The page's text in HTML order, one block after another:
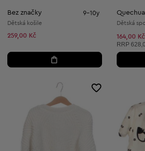
Bez značky 9-10y
Dětská košile
259,00 Kč
Quechua
Dětská
164,00 Kč
RRP